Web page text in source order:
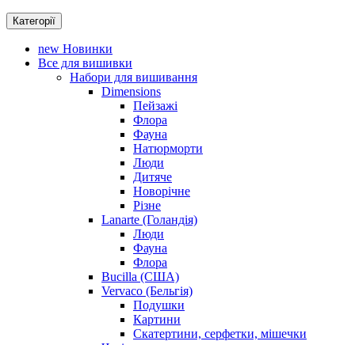
Категорії
new Новинки
Все для вишивки
Набори для вишивання
Dimensions
Пейзажі
Флора
Фауна
Натюрморти
Люди
Дитяче
Новорічне
Різне
Lanarte (Голандія)
Люди
Фауна
Флора
Bucilla (США)
Vervaco (Бельгія)
Подушки
Картини
Скатертини, серфетки, мішечки